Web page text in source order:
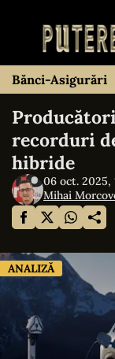
Bănci-Asigurări
recorduri
hibride
06 oct. 2025,
Mihai
ANALIZĂ